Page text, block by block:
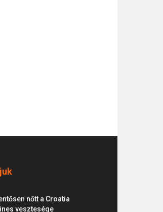
nőtt a Croatia
vesztesége